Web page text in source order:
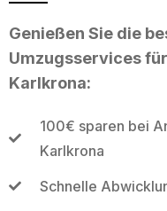
Genießen Sie die
Umzugsservices
Karlkrona:
100€ sparen bei
Karlkrona
Schnelle